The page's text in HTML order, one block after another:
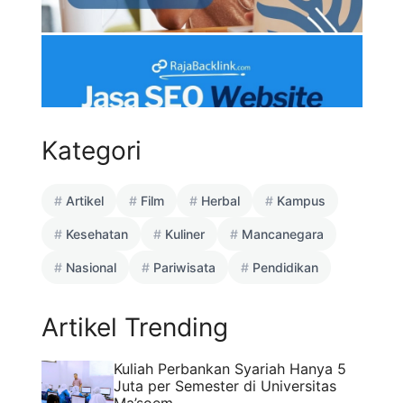
Kategori
Artikel Film Herbal Kampus
Kesehatan Kuliner Mancanegara
Nasional Pariwisata Pendidikan
Artikel Trending
Kuliah Perbankan Syariah Hanya 5
Juta per Semester di Universitas